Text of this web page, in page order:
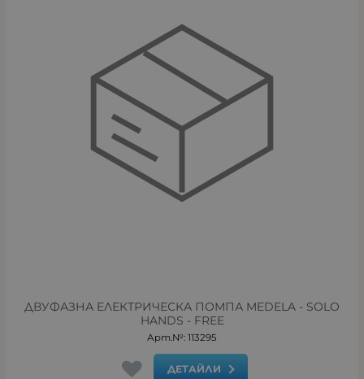
ДВУФАЗНА ЕЛЕКТРИЧЕСКА ПОМПА MEDELA - SOLO
HANDS - FREE
Арт.№: 113295
ДЕТАЙЛИ